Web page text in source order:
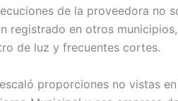
de la proveedora no
registrado en otros
de luz y frecuentes cortes.
proporciones no vistas